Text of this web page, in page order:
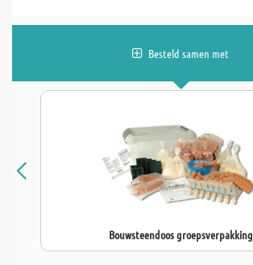
Besteld samen met
Bouwsteendoos groepsverpakking